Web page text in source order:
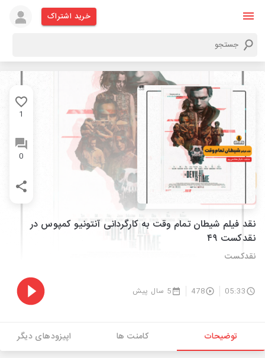
خرید اشتراک
1
0
نقد فیلم شیطان تمام وقت به کارگردانی آنتونیو کمپوس در
نقدکست ۴۹
نقدکست
05:33
478 5 سال پیش
توضیحات کامنت ها اپیزودهای دیگر